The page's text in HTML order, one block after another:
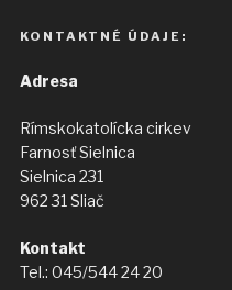
KONTAKTNÉ ÚDAJE:
Adresa
Rímskokatolícka cirkev
Farnosť Sielnica
Sielnica 231
962 31 Sliač
Kontakt
Tel.: 045/544 24 20